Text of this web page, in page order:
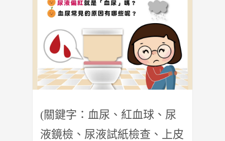
(關鍵字：血尿、紅血球、尿
液鏡檢、尿液試紙檢查、上皮